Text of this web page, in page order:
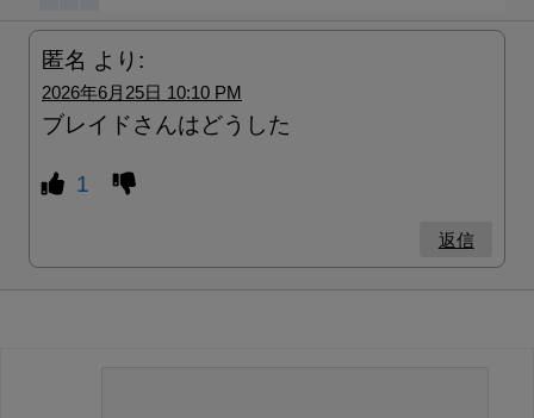
匿名 より:
2026年6月25日 10:10 PM
ブレイドさんはどうした
1
返信